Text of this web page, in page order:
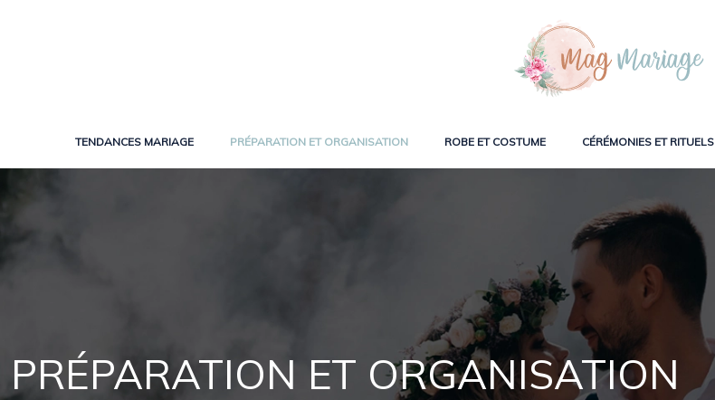
TENDANCES MARIAGE PRÉPARATION ET ORGANISATION ROBE ET COSTUME CÉRÉMONIES ET RITUELS
PRÉPARATION ET ORGANISATION